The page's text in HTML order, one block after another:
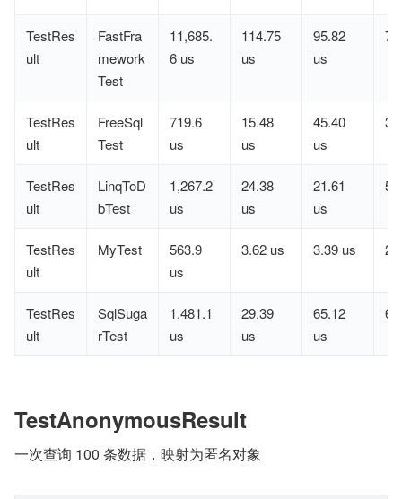
TestRes
ult
FastFra
mework
Test
11,685.
6 us
114.75
us
95.82
us
7
TestRes
ult
FreeSql
Test
719.6
us
15.48
us
45.40
us
3
TestRes
ult
LinqToD
bTest
1,267.2
us
24.38
us
21.61
us
5
TestRes
ult
MyTest
563.9
us
3.62 us 3.39 us 2
TestRes
ult
SqlSuga
rTest
1,481.1
us
29.39
us
65.12
us
6
TestAnonymousResult
一次查询 100 条数据，映射为匿名对象